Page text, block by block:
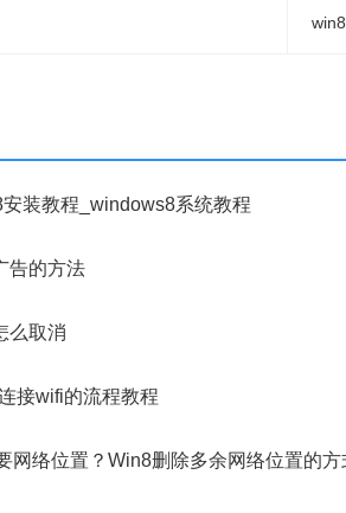
装教程_windows8系统教程
告的方法
么取消
接wifi的流程教程
网络位置？Win8删除多余网络位置的方